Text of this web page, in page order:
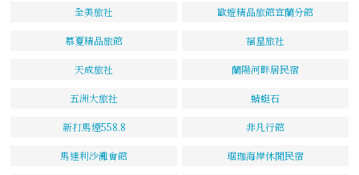
全美旅社 歐遊精品旅館宜蘭分館
慕夏精品旅館 福星旅社
天成旅社 蘭陽河畔居民宿
五洲大旅社 蜻蜓石
新打馬煙558.8 非凡行館
馬達利沙灘會館 琚珈海岸休閒民宿